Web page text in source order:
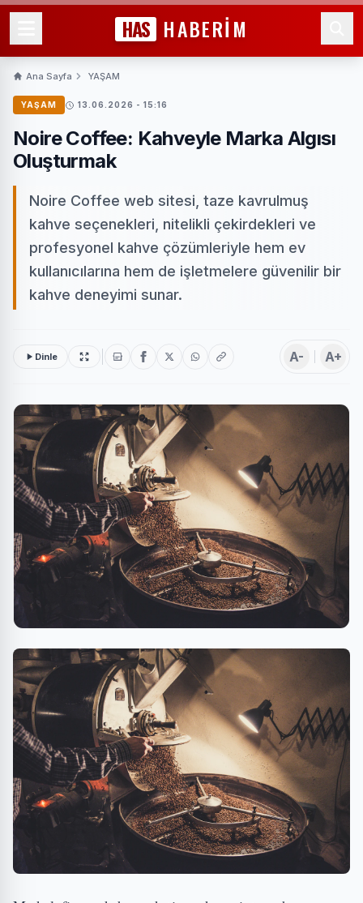
HAS HABERİM
Ana Sayfa YAŞAM
YAŞAM 13.06.2026 - 15:16
Noire Coffee: Kahveyle Marka Algısı
Oluşturmak
Noire Coffee web sitesi, taze kavrulmuş
kahve seçenekleri, nitelikli çekirdekleri ve
profesyonel kahve çözümleriyle hem ev
kullanıcılarına hem de işletmelere güvenilir bir
kahve deneyimi sunar.
Dinle A- A+